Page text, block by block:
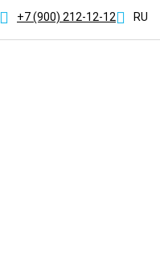
+7 (900) 212-12-12 RU